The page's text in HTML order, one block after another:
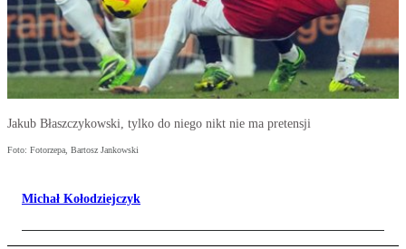
Jakub Błaszczykowski, tylko do niego nikt nie ma pretensji
Foto: Fotorzepa, Bartosz Jankowski
Michał Kołodziejczyk